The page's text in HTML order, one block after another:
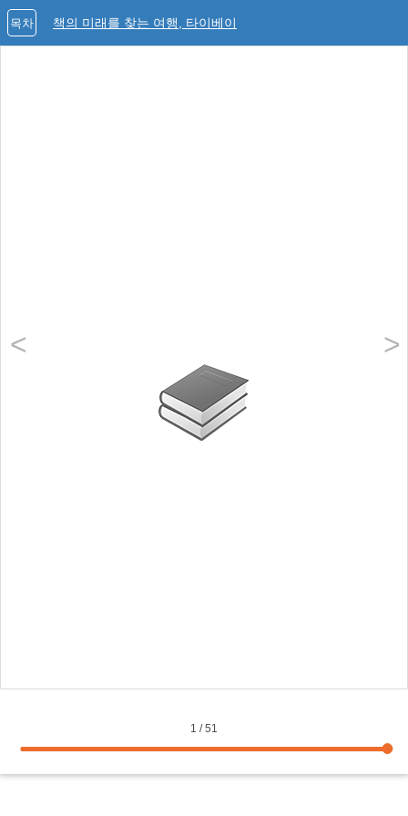
책의 미래를 찾는 여행, 타이베이
목차
< >
1 /51